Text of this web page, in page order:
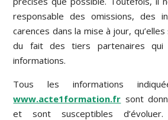
responsable des omissions, des
carences dans la mise à jour,
du fait des tiers partenaires qui
informations.
Tous les informations
www.acte1formation.fr sont
et sont susceptibles